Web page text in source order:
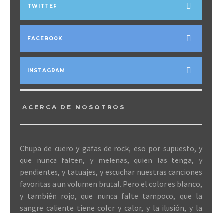
TWITTER
FACEBOOK
INSTAGRAM
ACERCA DE NOSOTROS
Chupa de cuero y gafas de rock, eso por supuesto, y
que nunca falten, y melenas, quien las tenga, y
pendientes, y tatuajes, y escuchar nuestras canciones
favoritas a un volumen brutal. Pero el color es blanco,
y también rojo, que nunca falte tampoco, que la
sangre caliente tiene color y calor, y la ilusión, y la